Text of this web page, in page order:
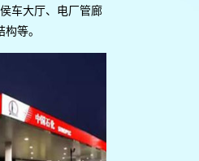
车大厅、电厂管廊
构等。